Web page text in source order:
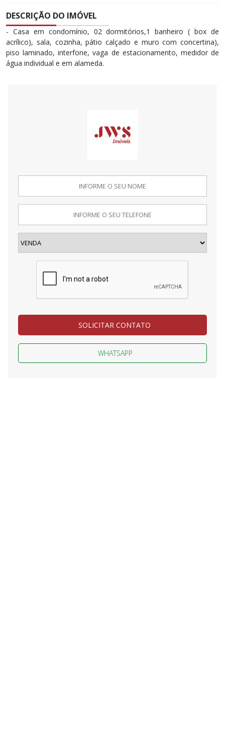
DESCRIÇÃO DO IMÓVEL
- Casa em condomínio, 02 dormitórios,1 banheiro ( box de
acrílico), sala, cozinha, pátio calçado e muro com concertina),
piso laminado, interfone, vaga de estacionamento, medidor de
água individual e em alameda.
SOLICITAR CONTATO
WHATSAPP